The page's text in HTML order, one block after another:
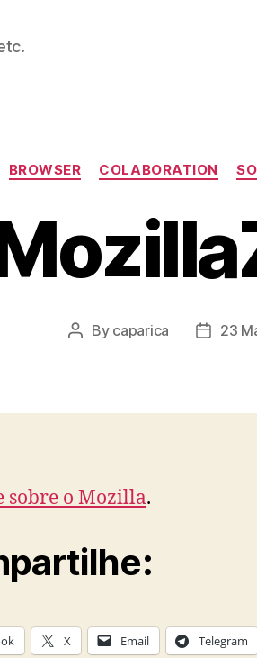
BROWSER COLABORATION
Post
By caparica
Post
23
sobre o Mozilla.
X Email Telegram